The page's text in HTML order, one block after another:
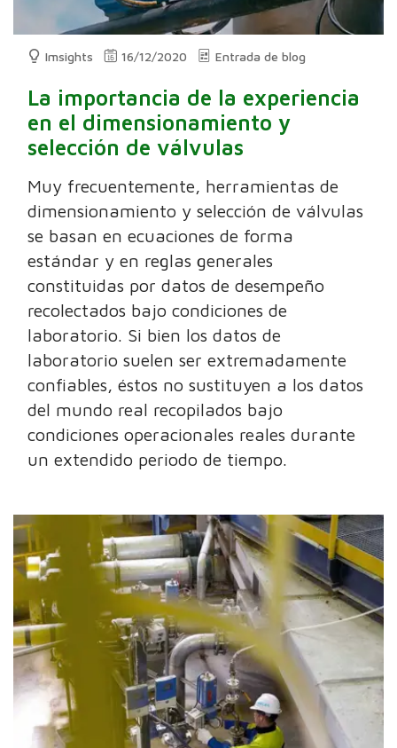
Imsights 16/12/2020 Entrada de blog
La importancia de la experiencia
en el dimensionamiento y
selección de válvulas
Muy frecuentemente, herramientas de
dimensionamiento y selección de válvulas
se basan en ecuaciones de forma
estándar y en reglas generales
constituidas por datos de desempeño
recolectados bajo condiciones de
laboratorio. Si bien los datos de
laboratorio suelen ser extremadamente
confiables, éstos no sustituyen a los datos
del mundo real recopilados bajo
condiciones operacionales reales durante
un extendido periodo de tiempo.